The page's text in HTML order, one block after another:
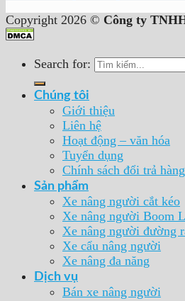
Copyright 2026 © Công ty
Search for:
Chúng tôi
Giới thiệu
Liên hệ
Hoạt động – văn hóa
Tuyển dụng
Chính sách đổi trả hàng
Sản phẩm
Xe nâng người cắt kéo
Xe nâng người Boom
Xe nâng người đường
Xe cẩu nâng người
Xe nâng đa năng
Dịch vụ
Bán xe nâng người